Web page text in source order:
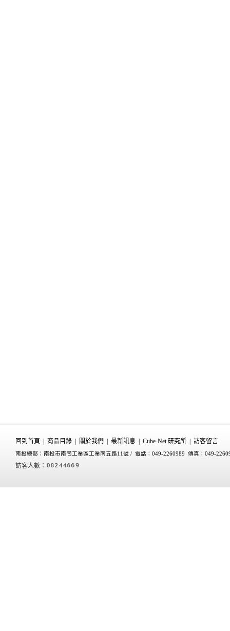
回到首頁 商品目錄 關於我們 最新訊息 Cube-Net 研究所 訪客留言
南投總部：南投市南崗工業區工業南五路11號 / 電話：049-2260989 傳真：049-
訪客人數：